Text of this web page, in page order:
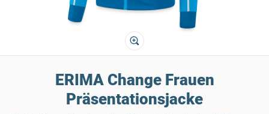
ERIMA Change Frauen
Präsentationsjacke